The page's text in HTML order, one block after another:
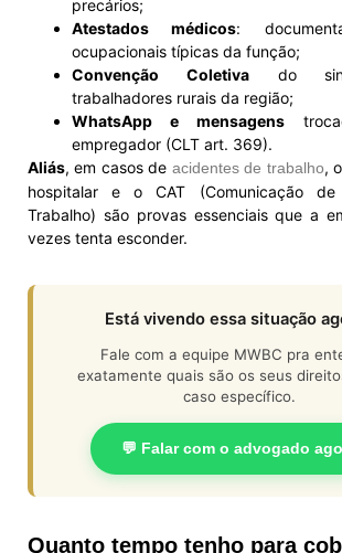
precários;
Atestados médicos:
ocupacionais típicas da função;
Convenção Coletivado
trabalhadores rurais da região;
WhatsApp e mensagens
empregador (CLT art. 369).
Aliás, em casos de acidentes de trabalho,
hospitalar e o CAT (Comunicação
Trabalho) são provas essenciais que a
vezes tenta esconder.
Está vivendo essa situação
Fale com a equipe MWBC pra
exatamente quais são os seus
caso específico.
💬 Falar com o advogado
Quanto tempo tenho para